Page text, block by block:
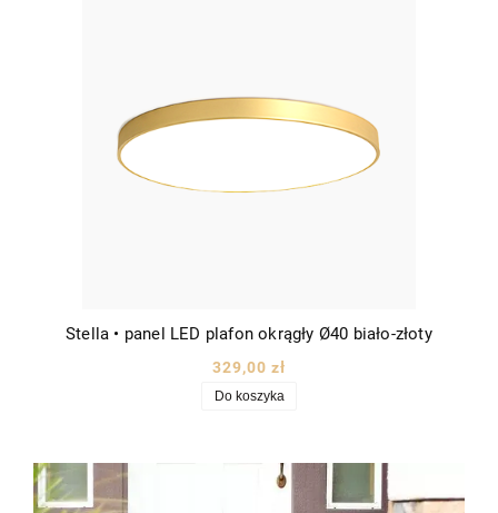
Stella • panel LED plafon okrągły Ø40 biało-złoty
329,00 zł
Do koszyka